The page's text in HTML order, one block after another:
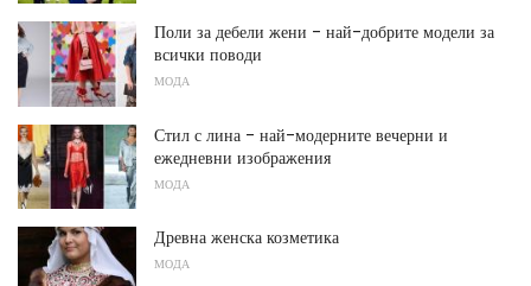
Поли за дебели жени - най-добрите модели за
всички поводи
МОДА
Стил с лина - най-модерните вечерни и
ежедневни изображения
МОДА
Древна женска козметика
МОДА